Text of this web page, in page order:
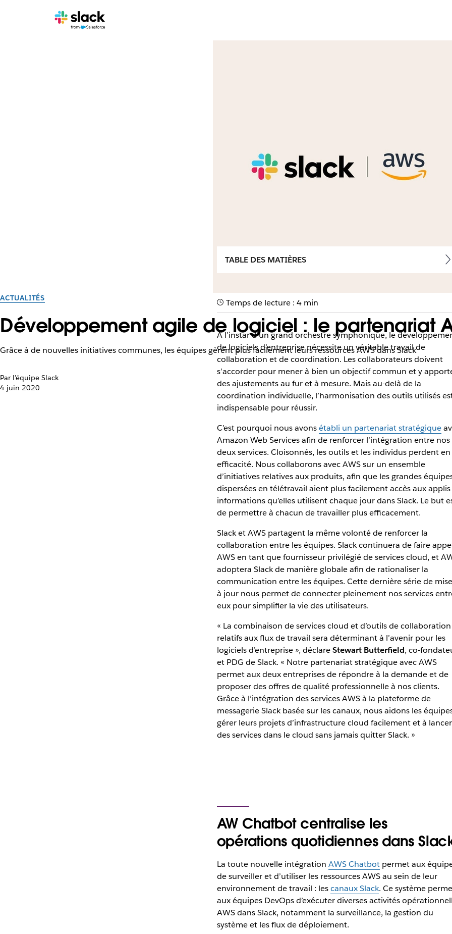
ACTUALITÉS
Développement agile de logiciel : le partenariat
Grâce à de nouvelles initiatives communes, les équipes gèrent plus facilement leurs ressources AWS dans Slack
Par l’équipe Slack
4 juin 2020
TABLE DES MATIÈRES
Temps de lecture : 4 min
À l’instar d’un grand orchestre symphonique, le
de logiciels d’entreprise nécessite un véritable travail de
collaboration et de coordination. Les collaborateurs doivent
s’accorder pour mener à bien un objectif commun et y
des ajustements au fur et à mesure. Mais au-delà de la
coordination individuelle, l’harmonisation des outils utilisés
indispensable pour réussir.
C’est pourquoi nous avonsétabli un partenariat stratégique
Amazon Web Services afin de renforcer l’intégration entre nos
deux services. Cloisonnés, les outils et les individus perdent en
efficacité. Nous collaborons avec AWS sur un ensemble
d’initiatives relatives aux produits, afin que les grandes
dispersées en télétravail aient plus facilement accès aux
informations qu’elles utilisent chaque jour dans Slack. Le but
de permettre à chacun de travailler plus efficacement.
Slack et AWS partagent la même volonté de renforcer la
collaboration entre les équipes. Slack continuera de faire
AWS en tant que fournisseur privilégié de services cloud, et
adoptera Slack de manière globale afin de rationaliser la
communication entre les équipes. Cette dernière série de
à jour nous permet de connecter pleinement nos services
eux pour simplifier la vie des utilisateurs.
« La combinaison de services cloud et d’outils de collaboration
relatifs aux flux de travail sera déterminant à l’avenir pour les
logiciels d’entreprise », déclareStewart Butterfield, co-
et PDG de Slack. « Notre partenariat stratégique avec AWS
permet aux deux entreprises de répondre à la demande et de
proposer des offres de qualité professionnelle à nos clients.
Grâce à l’intégration des services AWS à la plateforme de
messagerie Slack basée sur les canaux, nous aidons les
gérer leurs projets d’infrastructure cloud facilement et à lancer
des services dans le cloud sans jamais quitter Slack. »
AW Chatbot centralise les
opérations quotidiennes dans
La toute nouvelle intégration AWS Chatbotpermet aux
de surveiller et d’utiliser les ressources AWS au sein de leur
environnement de travail : lescanaux Slack. Ce système
aux équipes DevOps d’exécuter diverses activités
AWS dans Slack, notamment la surveillance, la gestion du
système et les flux de déploiement.